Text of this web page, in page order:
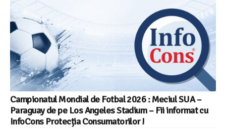
Campionatul Mondial de Fotbal 2026 : Meciul SUA –
Paraguay de pe Los Angeles Stadium – Fii informat cu
InfoCons Protecția Consumatorilor !